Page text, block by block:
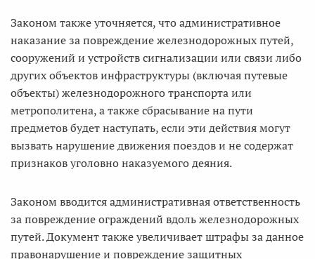
Законом также уточняется, что административное
наказание за повреждение железнодорожных путей,
сооружений и устройств сигнализации или связи либо
других объектов инфраструктуры (включая путевые
объекты) железнодорожного транспорта или
метрополитена, а также сбрасывание на пути
предметов будет наступать, если эти действия могут
вызвать нарушение движения поездов и не содержат
признаков уголовно наказуемого деяния.
Законом вводится административная ответственность
за повреждение ограждений вдоль железнодорожных
путей. Документ также увеличивает штрафы за данное
правонарушение и повреждение защитных